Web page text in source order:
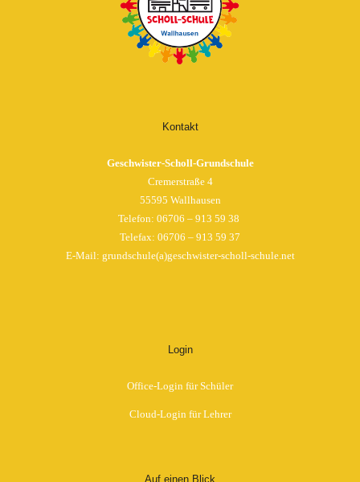
Kontakt
Geschwister-Scholl-Grundschule
Cremerstraße 4
55595 Wallhausen
Telefon: 06706 – 913 59 38
Telefax: 06706 – 913 59 37
E-Mail: grundschule(a)geschwister-scholl-schule.net
Login
Office-Login für Schüler
Cloud-Login für Lehrer
Auf einen Blick